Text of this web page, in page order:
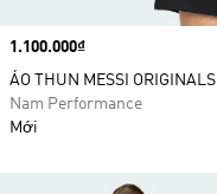
Price
1.100.000₫
ÁO THUN MESSI ORIGINALS
Nam Performance
Mới